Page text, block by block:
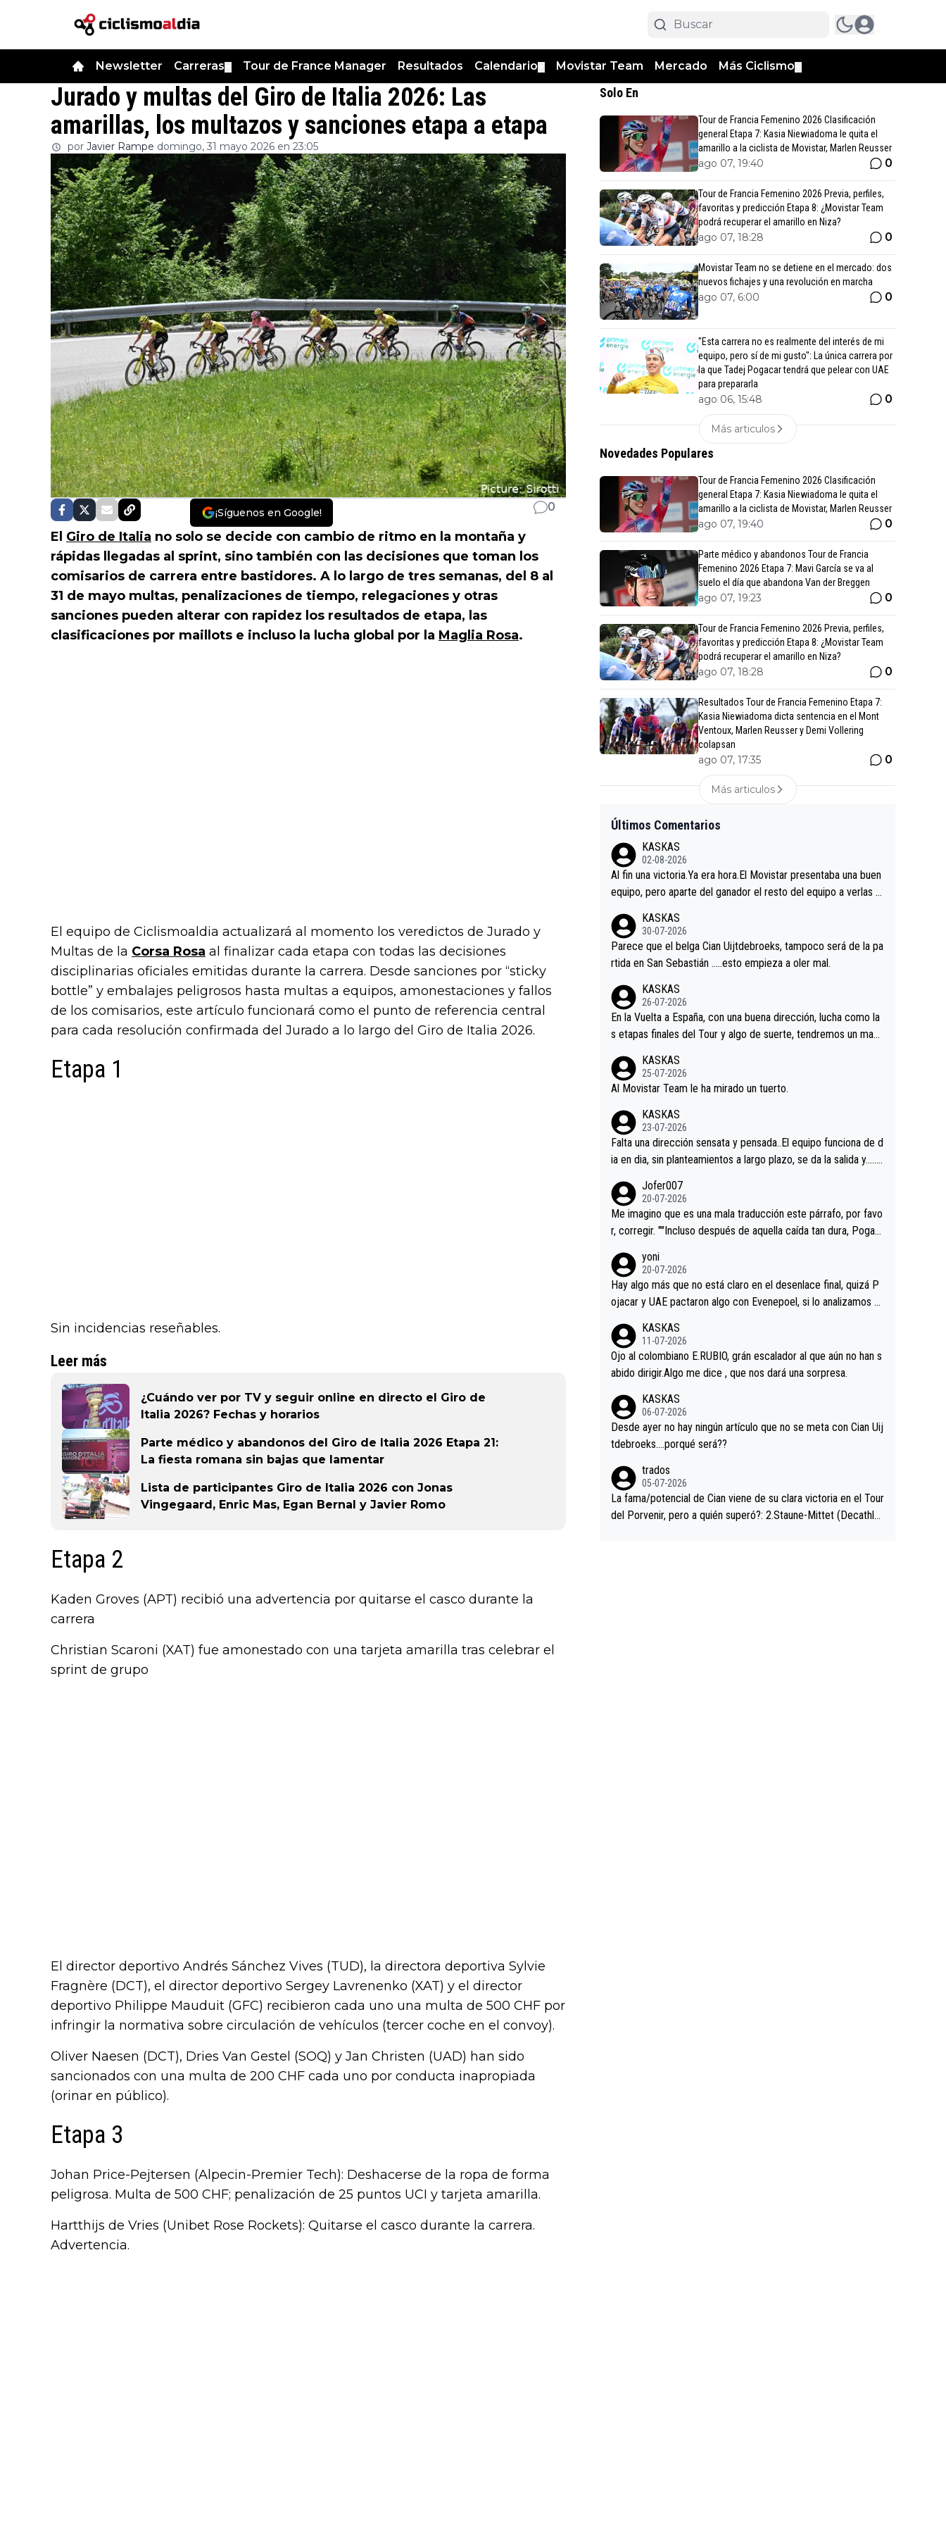
Newsletter Carreras Tour de France Manager Resultados Calendario Movistar Team Mercado Más Ciclismo
Jurado y multas del Giro de Italia 2026: Las
amarillas, los multazos y sanciones etapa a etapa
por Javier Rampe domingo, 31 mayo 2026 en 23:05
¡Síguenos en Google! 0
El Giro de Italia no solo se decide con cambio de ritmo en la montaña y
rápidas llegadas al sprint, sino también con las decisiones que toman los
comisarios de carrera entre bastidores. A lo largo de tres semanas, del 8 al
31 de mayo multas, penalizaciones de tiempo, relegaciones y otras
sanciones pueden alterar con rapidez los resultados de etapa, las
clasificaciones por maillots e incluso la lucha global por la Maglia Rosa.
El equipo de Ciclismoaldia actualizará al momento los veredictos de Jurado y
Multas de la Corsa Rosa al finalizar cada etapa con todas las decisiones
disciplinarias oficiales emitidas durante la carrera. Desde sanciones por “sticky
bottle” y embalajes peligrosos hasta multas a equipos, amonestaciones y fallos
de los comisarios, este artículo funcionará como el punto de referencia central
para cada resolución confirmada del Jurado a lo largo del Giro de Italia 2026.
Etapa 1
Sin incidencias reseñables.
Leer más
¿Cuándo ver por TV y seguir online en directo el Giro de
Italia 2026? Fechas y horarios
Parte médico y abandonos del Giro de Italia 2026 Etapa 21:
La fiesta romana sin bajas que lamentar
Lista de participantes Giro de Italia 2026 con Jonas
Vingegaard, Enric Mas, Egan Bernal y Javier Romo
Etapa 2
Kaden Groves (APT) recibió una advertencia por quitarse el casco durante la
carrera
Christian Scaroni (XAT) fue amonestado con una tarjeta amarilla tras celebrar el
sprint de grupo
El director deportivo Andrés Sánchez Vives (TUD), la directora deportiva Sylvie
Fragnère (DCT), el director deportivo Sergey Lavrenenko (XAT) y el director
deportivo Philippe Mauduit (GFC) recibieron cada uno una multa de 500 CHF por
infringir la normativa sobre circulación de vehículos (tercer coche en el convoy).
Oliver Naesen (DCT), Dries Van Gestel (SOQ) y Jan Christen (UAD) han sido
sancionados con una multa de 200 CHF cada uno por conducta inapropiada
(orinar en público).
Etapa 3
Johan Price-Pejtersen (Alpecin-Premier Tech): Deshacerse de la ropa de forma
peligrosa. Multa de 500 CHF; penalización de 25 puntos UCI y tarjeta amarilla.
Hartthijs de Vries (Unibet Rose Rockets): Quitarse el casco durante la carrera.
Advertencia.
Solo En
Tour de Francia Femenino 2026 Clasificación
general Etapa 7: Kasia Niewiadoma le quita el
amarillo a la ciclista de Movistar, Marlen Reusser
ago 07, 19:40 0
Tour de Francia Femenino 2026 Previa, perfiles,
favoritas y predicción Etapa 8: ¿Movistar Team
podrá recuperar el amarillo en Niza?
ago 07, 18:28 0
Movistar Team no se detiene en el mercado: dos
nuevos fichajes y una revolución en marcha
ago 07, 6:00 0
"Esta carrera no es realmente del interés de mi
equipo, pero sí de mi gusto": La única carrera por
la que Tadej Pogacar tendrá que pelear con UAE
para prepararla
ago 06, 15:48 0
Más articulos
Novedades Populares
Tour de Francia Femenino 2026 Clasificación
general Etapa 7: Kasia Niewiadoma le quita el
amarillo a la ciclista de Movistar, Marlen Reusser
ago 07, 19:40 0
Parte médico y abandonos Tour de Francia
Femenino 2026 Etapa 7: Mavi García se va al
suelo el día que abandona Van der Breggen
ago 07, 19:23 0
Tour de Francia Femenino 2026 Previa, perfiles,
favoritas y predicción Etapa 8: ¿Movistar Team
podrá recuperar el amarillo en Niza?
ago 07, 18:28 0
Resultados Tour de Francia Femenino Etapa 7:
Kasia Niewiadoma dicta sentencia en el Mont
Ventoux, Marlen Reusser y Demi Vollering
colapsan
ago 07, 17:35 0
Más articulos
Últimos Comentarios
KASKAS
02-08-2026
Al fin una victoria.Ya era hora.El Movistar presentaba una buen
equipo, pero aparte del ganador el resto del equipo a verlas v
es.La única buena noticia es la mejoría de Enric Más en San S
ebastian.Si en la Vuelta a Burgos sigue la mejoría, podríamos t
ener alguna sorpresa en la Vuelta.Ojalá.
KASKAS
30-07-2026
Parece que el belga Cian Uijtdebroeks, tampoco será de la pa
rtida en San Sebastián …..esto empieza a oler mal.
KASKAS
26-07-2026
En la Vuelta a España, con una buena dirección, lucha como la
s etapas finales del Tour y algo de suerte, tendremos un magn
KASKAS
25-07-2026
Al Movistar Team le ha mirado un tuerto.
KASKAS
23-07-2026
Falta una dirección sensata y pensada..El equipo funciona de d
ia en dia, sin planteamientos a largo plazo, se da la salida y…..v
a, Minguez, Velez etc etc.Me da pena vivir estos momentos t
an tristes sin victorias.
Jofer007
20-07-2026
Me imagino que es una mala traducción este párrafo, por favo
r, corregir. ""Incluso después de aquella caída tan dura, Pogac
rd permaneció pegado a su rueda. Parecía increíble la forma
en la que era capaz de controlar el miedo", recordó."
yoni
20-07-2026
Hay algo más que no está claro en el desenlace final, quizá P
ojacar y UAE pactaron algo con Evenepoel, si lo analizamos P
casi sin pedalear, luego está el saludo con Evenepoel dándose
la mano de una manera muy fraternal, más allá de los típicos t
oques en el hombro con que saludaba a Vingegard. Ahí hubo u
o aprieta, a ver si por querer poner a Del Toro con calzador e
n posición de podio UAE y Pojacar se van complicar el tour.
KASKAS
11-07-2026
Ojo al colombiano E.RUBIO, grán escalador al que aún no han s
abido dirigir.Algo me dice , que nos dará una sorpresa.
KASKAS
06-07-2026
Desde ayer no hay ningún artículo que no se meta con Cian Uij
tdebroeks….porqué será??
trados
05-07-2026
La fama/potencial de Cian viene de su clara victoria en el Tour
del Porvenir, pero a quién superó?: 2.Staune-Mittet (Decathlo